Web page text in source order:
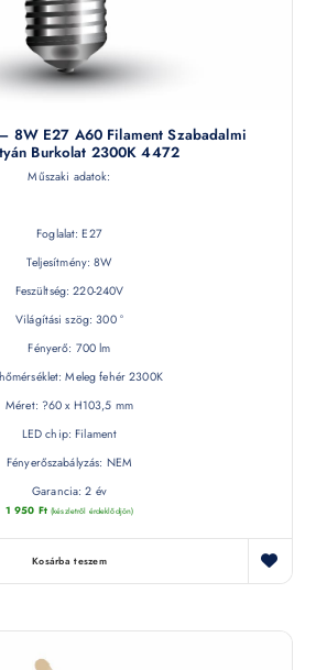
8W E27 A60 Filament Szabadalmi
Burkolat 2300K 4472
Műszaki adatok:
Foglalat: E27
Teljesítmény: 8W
Feszültség: 220-240V
Világítási szög: 300 °
Fényerő: 700 lm
Meleg fehér 2300K
Méret: ?60 x H103,5 mm
LED chip: Filament
Fényerőszabályzás: NEM
Garancia: 2 év
1 950 Ft (készletről érdeklődjön)
Kosárba teszem